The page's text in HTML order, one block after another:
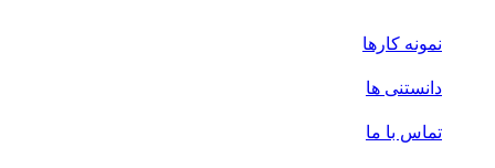
نمونه کارها
دانستنی ها
تماس با ما